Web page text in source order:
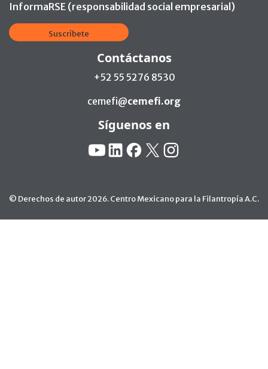
InformaRSE (responsabilidad social empresarial)
Suscríbete
Contáctanos
+52 55 5276 8530
cemefi@cemefi.org
Síguenos en
YouTube
LinkedinFacebook
X Instagram
© Derechos de autor 2026. Centro Mexicano para la Filantropía A.C.